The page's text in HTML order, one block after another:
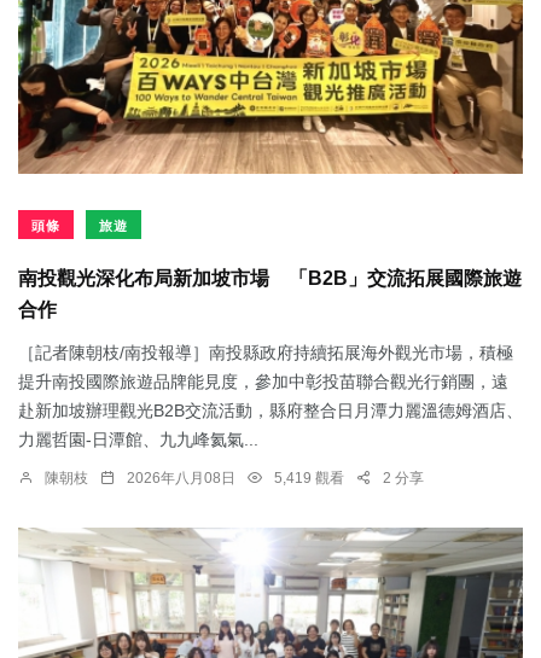
頭條 旅遊
南投觀光深化布局新加坡市場 「B2B」交流拓展國際旅遊
合作
［記者陳朝枝/南投報導］南投縣政府持續拓展海外觀光市場，積極
提升南投國際旅遊品牌能見度，參加中彰投苗聯合觀光行銷團，遠
赴新加坡辦理觀光B2B交流活動，縣府整合日月潭力麗溫德姆酒店、
力麗哲園-日潭館、九九峰氦氣...
陳朝枝 2026年八月08日 5,419 觀看 2 分享